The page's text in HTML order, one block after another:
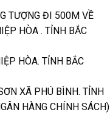
TƯỢNG ĐI 500M VỀ
HÒA . TỈNH BẮC
HÒA. TỈNH BẮC
XÃ PHÚ BÌNH. TỈNH
HÀNG CHÍNH SÁCH)